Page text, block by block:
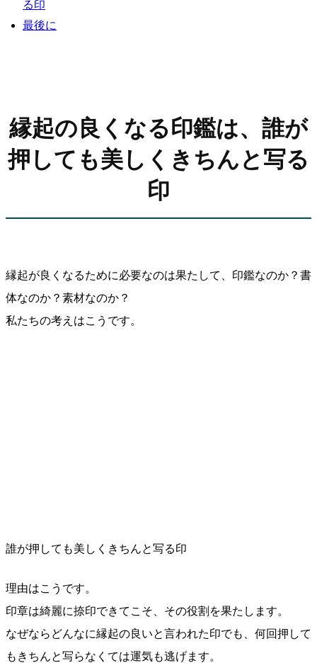
る印
最後に
縁起の良くなる印鑑は、誰が
押しても美しくきちんと写る
印
縁起が良くなるために必要なのは果たして、印鑑なのか？書
体なのか？素材なのか？
私たちの考えはこうです。
誰が押しても美しくきちんと写る印
理由はこうです。
印章は綺麗に捺印できてこそ、その役割を果たします。
なぜならどんなに縁起の良いと言われた印でも、何回押して
もきちんと写らなくては運気も逃げます。